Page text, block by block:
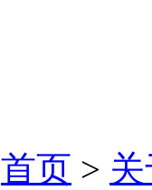
首页 >